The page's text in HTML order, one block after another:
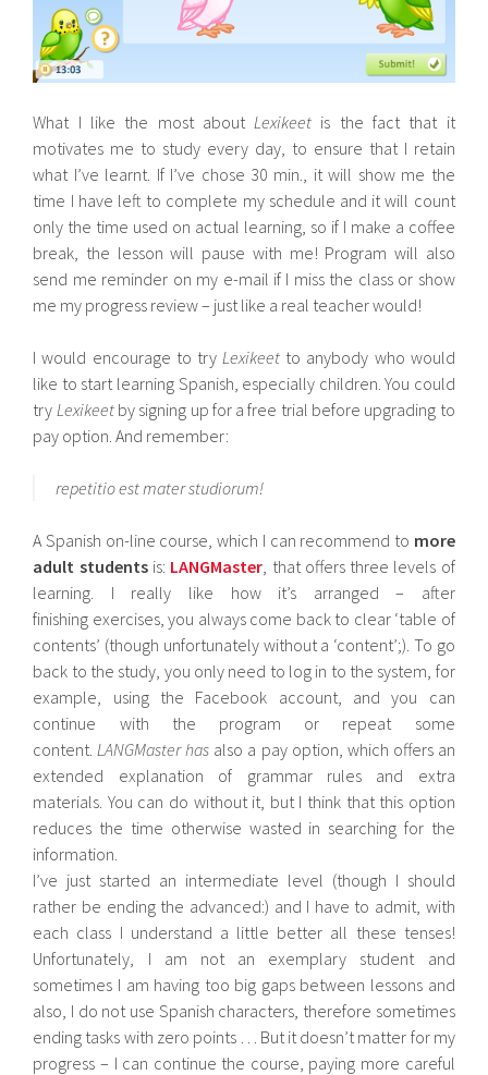
What I like the most aboutLexikeet is the fact that it
motivates me to study every day, to ensure that I retain
what I’ve learnt. If I’ve chose 30 min., it will show me the
time I have left to complete my schedule and it will count
only the time used on actual learning, so if I make a coffee
break, the lesson will pause with me! Program will also
send me reminder on my e-mail if I miss the class or show
me my progress review – just like a real teacher would!
I would encourage to try Lexikeet to anybody who would
like to start learning Spanish, especially children. You could
try Lexikeetby signing up for a free trial before upgrading to
pay option. And remember:
repetitio est mater studiorum!
A Spanish on-line course, which I can recommend to more
adult studentsis: LANGMaster , that offers three levels of
learning. I really like how it’s arranged – after
finishing exercises, you always come back to clear ‘table of
contents’ (though unfortunately without a ‘content’;). To go
back to the study, you only need to log in to the system, for
example, using the Facebook account, and you can
continue with the program or repeat some
content. LANGMaster has also a pay option, which offers an
extended explanation of grammar rules and extra
materials. You can do without it, but I think that this option
reduces the time otherwise wasted in searching for the
information.
I’ve just started an intermediate level (though I should
rather be ending the advanced:) and I have to admit, with
each class I understand a little better all these tenses!
Unfortunately, I am not an exemplary student and
sometimes I am having too big gaps between lessons and
also, I do not use Spanish characters, therefore sometimes
ending tasks with zero points … But it doesn’t matter for my
progress – I can continue the course, paying more careful